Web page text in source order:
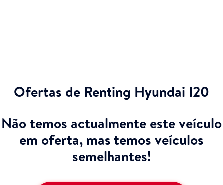
Ofertas de Renting Hyundai I20
Não temos actualmente este veículo
em oferta, mas temos veículos
semelhantes!